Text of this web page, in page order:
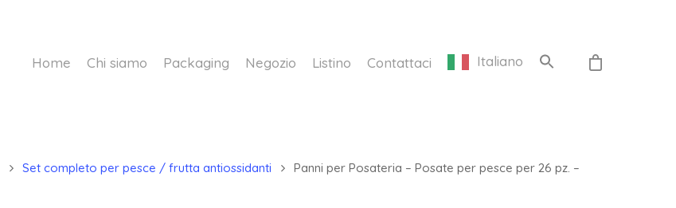
Home Chi siamo Packaging Negozio Listino Contattaci Italiano
Set completo per pesce / frutta antiossidanti
Panni per Posateria – Posate per pesce per 26 pz. –